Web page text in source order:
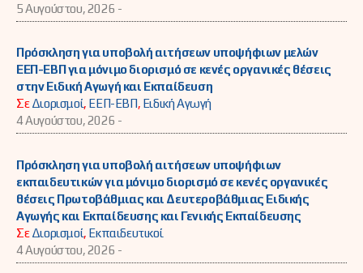
5 Αυγούστου, 2026 -
Πρόσκληση για υποβολή αιτήσεων υποψήφιων μελών
ΕΕΠ-ΕΒΠ για μόνιμο διορισμό σε κενές οργανικές θέσεις
στην Ειδική Αγωγή και Εκπαίδευση
ΣεΔιορισμοί, ΕΕΠ-ΕΒΠ, Ειδική Αγωγή
4 Αυγούστου, 2026 -
Πρόσκληση για υποβολή αιτήσεων υποψήφιων
εκπαιδευτικών για μόνιμο διορισμό σε κενές οργανικές
θέσεις Πρωτοβάθμιας και Δευτεροβάθμιας Ειδικής
Αγωγής και Εκπαίδευσης και Γενικής Εκπαίδευσης
ΣεΔιορισμοί, Εκπαιδευτικοί
4 Αυγούστου, 2026 -